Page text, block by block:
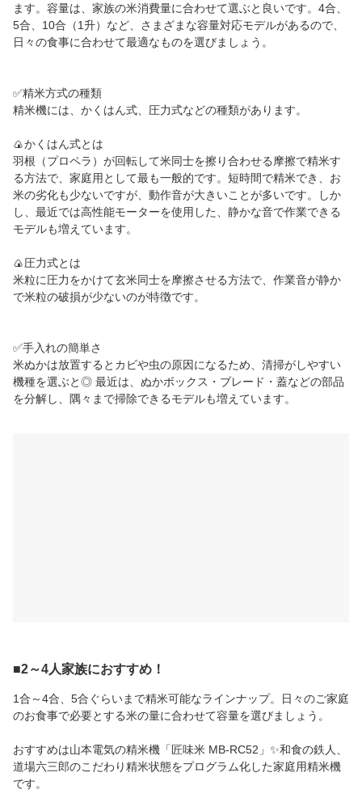
ます。容量は、家族の米消費量に合わせて選ぶと良いです。4合、
5合、10合（1升）など、さまざまな容量対応モデルがあるので、
日々の食事に合わせて最適なものを選びましょう。
✅精米方式の種類
精米機には、かくはん式、圧力式などの種類があります。
🍙かくはん式とは
羽根（プロペラ）が回転して米同士を擦り合わせる摩擦で精米す
る方法で、家庭用として最も一般的です。短時間で精米でき、お
米の劣化も少ないですが、動作音が大きいことが多いです。しか
し、最近では高性能モーターを使用した、静かな音で作業できる
モデルも増えています。
🍙圧力式とは
米粒に圧力をかけて玄米同士を摩擦させる方法で、作業音が静か
で米粒の破損が少ないのが特徴です。
✅手入れの簡単さ
米ぬかは放置するとカビや虫の原因になるため、清掃がしやすい
機種を選ぶと◎ 最近は、ぬかボックス・ブレード・蓋などの部品
を分解し、隅々まで掃除できるモデルも増えています。
■2～4人家族におすすめ！
1合～4合、5合ぐらいまで精米可能なラインナップ。日々のご家庭
のお食事で必要とする米の量に合わせて容量を選びましょう。
おすすめは山本電気の精米機「匠味米 MB-RC52」✨和食の鉄人、
道場六三郎のこだわり精米状態をプログラム化した家庭用精米機
です。